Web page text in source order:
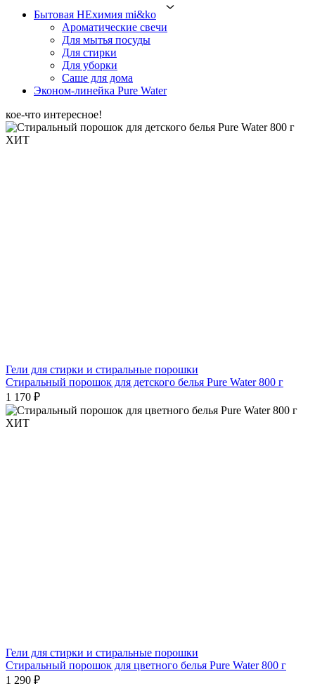
Бытовая НЕхимия mi&ko
Ароматические свечи
Для мытья посуды
Для стирки
Для уборки
Саше для дома
Эконом-линейка Pure Water
кое-что интересное!
ХИТ
Гели для стирки и стиральные порошки
Стиральный порошок для детского белья Pure Water 800 г
1 170 ₽
ХИТ
Гели для стирки и стиральные порошки
Стиральный порошок для цветного белья Pure Water 800 г
1 290 ₽